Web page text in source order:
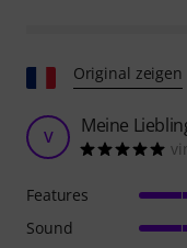
Original zeigen
V Meine
Features
Sound